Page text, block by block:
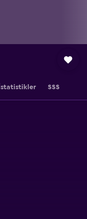
İstatistikler SSS